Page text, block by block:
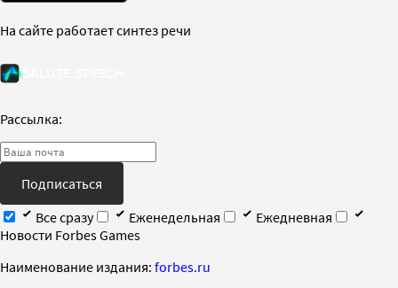
На сайте работает синтез речи
Рассылка:
Подписаться
Все сразу
Еженедельная
Ежедневная
Новости Forbes Games
Наименование издания: forbes.ru